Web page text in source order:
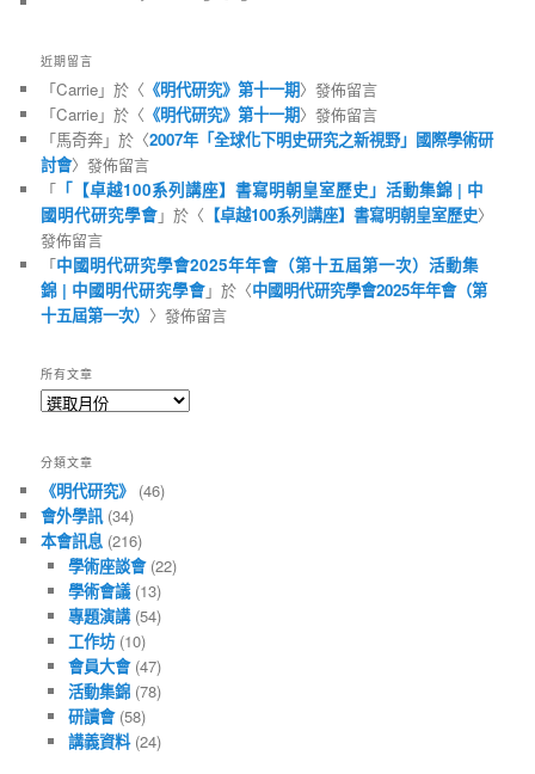
近期留言
「Carrie」於〈 《明代研究》第十一期〉發佈留言
「Carrie」於〈 《明代研究》第十一期〉發佈留言
「馬奇奔」於〈2007年「全球化下明史研究之新視野」國際學術研
討會〉發佈留言
「 「【卓越100系列講座】書寫明朝皇室歷史」活動集錦 | 中
國明代研究學會」於〈 【卓越100系列講座】書寫明朝皇室歷史〉
發佈留言
「中國明代研究學會2025年年會（第十五屆第一次）活動集
錦 | 中國明代研究學會」於〈中國明代研究學會2025年年會（第
十五屆第一次） 〉發佈留言
所有文章
所
章
分類文章
《明代研究》 (46)
會外學訊 (34)
本會訊息 (216)
學術座談會(22)
學術會議(13)
專題演講(54)
工作坊(10)
會員大會(47)
活動集錦(78)
研讀會(58)
講義資料(24)